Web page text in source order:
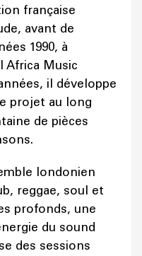
française
avant de
1990, à
Africa Music
il développe
projet au long
de pièces
londonien
reggae, soul et
profonds, une
du sound
des sessions